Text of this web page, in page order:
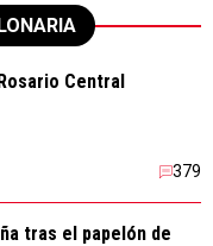
Central
379
tras el papelón de